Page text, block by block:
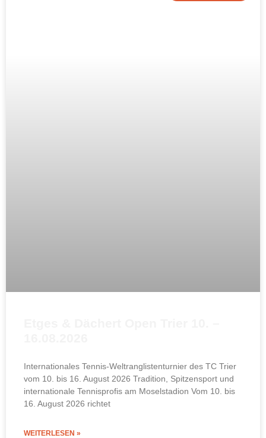
Internationales Tennis-Weltranglistenturnier des TC Trier
vom 10. bis 16. August 2026 Tradition, Spitzensport und
internationale Tennisprofis am Moselstadion Vom 10. bis
16. August 2026 richtet
WEITERLESEN »